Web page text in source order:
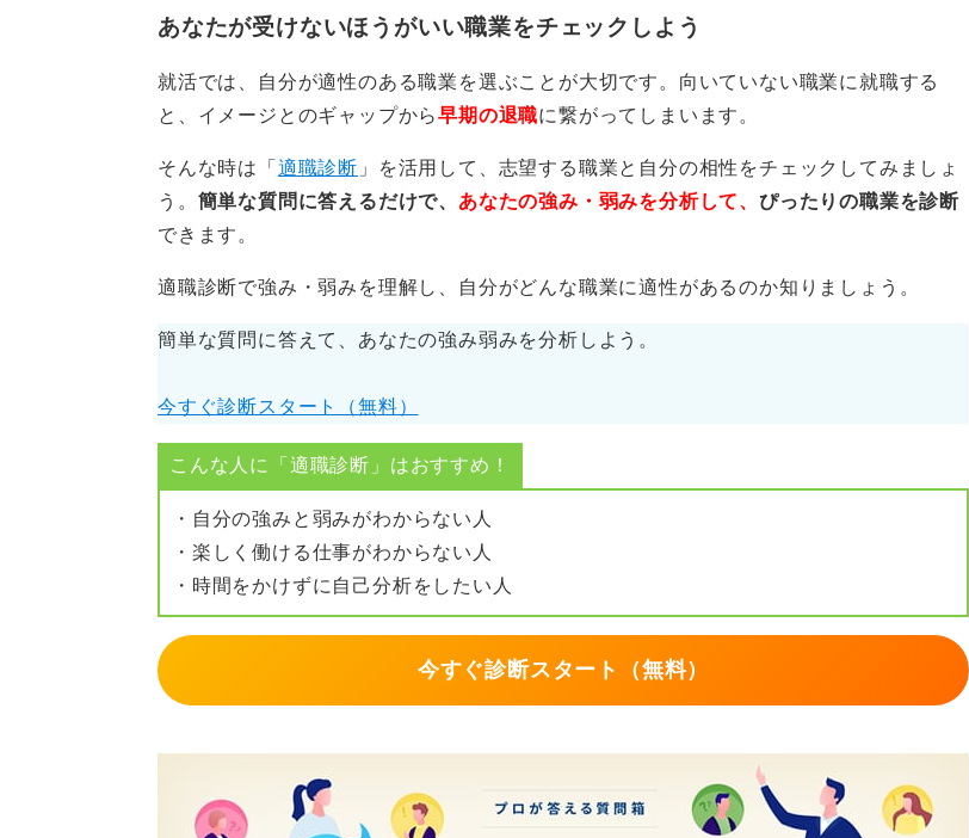
最短で成果に繋げるには、まず2週間の集中立ち上げを組むのがおすすめです。
1〜3日目で志望軸（業界×職種×働き方×地域×年収レンジ）を、業界ごとに
A/B/Cの優先度に分解しておきます。
4〜6日目でエントリーシート（ES）の型（自己PR/ガクチカ/志望動機）を完成
させ、テンプレを応用できるようにしておきましょう。
この際迷ったら、過去の自分の活動や、その際使った強みを棚卸ししておきまし
ょう。
を減らします。
7〜10日目で求人母集団を30社抽出し、10社にエントリー、5社に情報面談を打
11〜14日目で想定問答20題の台本化と録画練習を行いましょう。
求人ソースはナビ＋直応募＋スカウト＋大学経由を併用し、承諾期限の管理はス
プレッドシートで選考段階・提出物・面接日・結果予定日・保留期限を見える化
気持ちが焦る時ほど数撃ちに傾きがちですが、面接のたびに次回の修正1点（結
まずは今日、ESの型を仕上げ（もし足りない情報があったらそのトピックだけ
でも書き出しておくのがおすすめ）、来週の面接枠を2本確保するところまで一
あなたが受けないほうがいい職業をチェックしよう
就活では、自分が適性のある職業を選ぶことが大切です。向いていない職業に就職する
と、イメージとのギャップから早期の退職に繋がってしまいます。
そんな時は「 適職診断 」を活用して、志望する職業と自分の相性をチェックしてみましょ
う。 簡単な質問に答えるだけで、 あなたの強み・弱みを分析して、 ぴったりの職業を診断
できます。
適職診断で強み・弱みを理解し、自分がどんな職業に適性があるのか知りましょう。
簡単な質問に答えて、あなたの強み弱みを分析しよう。
今すぐ診断スタート（無料）
こんな人に「適職診断」はおすすめ！
・自分の強みと弱みがわからない人
・楽しく働ける仕事がわからない人
・時間をかけずに自己分析をしたい人
今すぐ診断スタート（無料）